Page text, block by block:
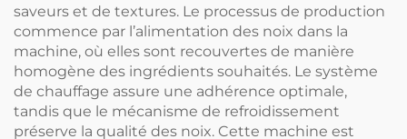
saveurs et de textures. Le processus de production
commence par l’alimentation des noix dans la
machine, où elles sont recouvertes de manière
homogène des ingrédients souhaités. Le système
de chauffage assure une adhérence optimale,
tandis que le mécanisme de refroidissement
préserve la qualité des noix. Cette machine est